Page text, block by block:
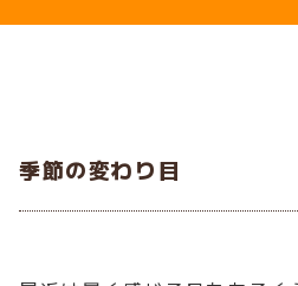
季節の変わり目